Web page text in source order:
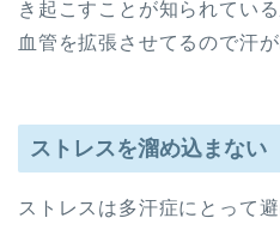
き起こすことが知られてい
血管を拡張させてるので汗
ストレスを溜め込まない
ストレスは多汗症にとって